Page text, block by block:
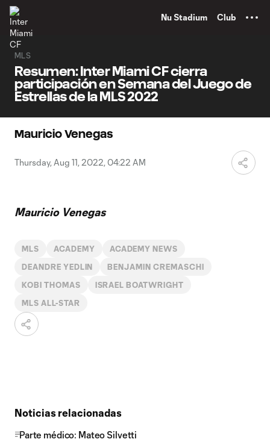
Nu Stadium Club
MLS
Resumen: Inter Miami CF cierra
participación en Semana del Juego de
Estrellas de la MLS 2022
Mauricio Venegas
Thursday, Aug 11, 2022, 04:22 AM
Mauricio Venegas
MLS ACADEMY ACADEMY NEWS
DEANDRE YEDLIN BENJAMIN CREMASCHI
KOBI THOMAS ISRAEL BOATWRIGHT
MLS ALL-STAR
Noticias relacionadas
Parte médico: Mateo Silvetti